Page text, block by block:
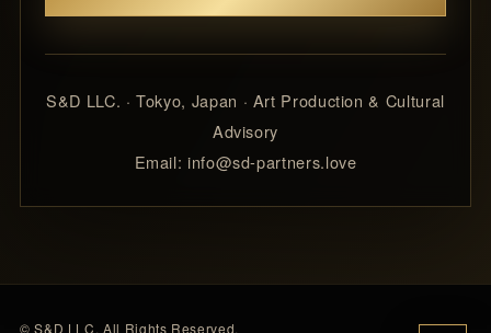
S&D LLC. · Tokyo, Japan · Art Production & Cultural
Advisory
Email: info@sd-partners.love
© S&D LLC. All Rights Reserved.